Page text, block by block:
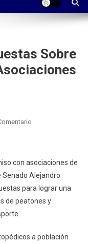
Sobre
En
Movilidad
Segura
De
Motociclistas
con asociaciones de
Alejandro
para lograr una
de peatones y
a población